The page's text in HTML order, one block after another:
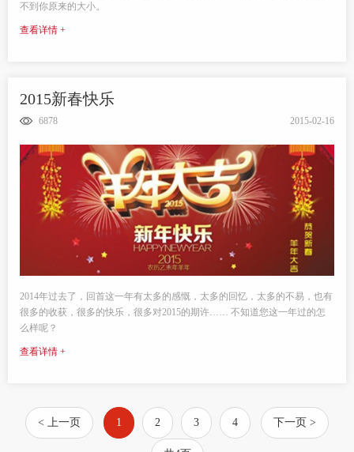
不到你原来的大小。
查看详情 +
2015新春快乐
6878 2015-02-16
2014年过去了，回首这一年有太多的感慨，太多的回忆，太多的不易，也有
很多的收获，很多的快乐，很多对2015的期许…… 不知道您这一年过的怎
么样呢？
查看详情 +
< 上一页 1 2 3 4 下一页 >